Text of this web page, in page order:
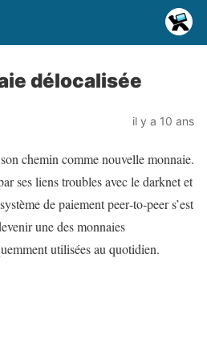
délocalisée
il y a 10 ans
chemin comme nouvelle monnaie.
ses liens troubles avec le darknet et
de paiement peer‑to‑peer s’est
une des monnaies
utilisées au quotidien.